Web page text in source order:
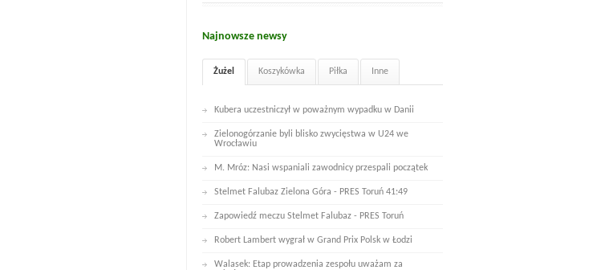
Najnowsze newsy
Żużel Koszykówka Piłka Inne
Kubera uczestniczył w poważnym wypadku w Danii
Zielonogórzanie byli blisko zwycięstwa w U24 we
Wrocławiu
M. Mróz: Nasi wspaniali zawodnicy przespali początek
Stelmet Falubaz Zielona Góra - PRES Toruń 41:49
Zapowiedź meczu Stelmet Falubaz - PRES Toruń
Robert Lambert wygrał w Grand Prix Polsk w Łodzi
Walasek: Etap prowadzenia zespołu uważam za